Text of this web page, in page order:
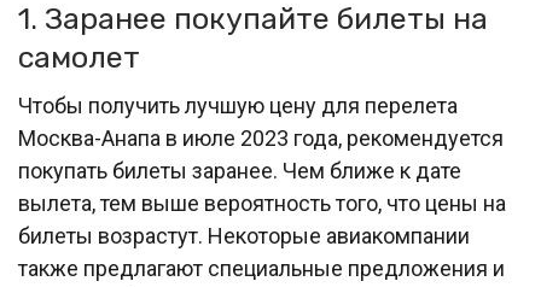
1. Заранее покупайте билеты на
самолет
Чтобы получить лучшую цену для перелета
Москва-Анапа в июле 2023 года, рекомендуется
покупать билеты заранее. Чем ближе к дате
вылета, тем выше вероятность того, что цены на
билеты возрастут. Некоторые авиакомпании
также предлагают специальные предложения и